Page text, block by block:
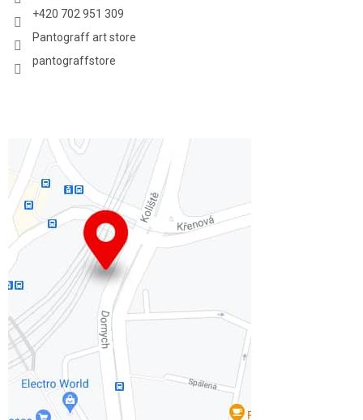
+420 702 951 309
Pantograff art store
pantograffstore